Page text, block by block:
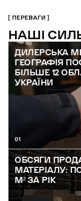
ПЕРЕВАГИ
НАШІ
ДИЛЕРСЬКА
ГЕОГРАФІЯ
БІЛЬШЕ 12
УКРАЇНИ
01
ОБСЯГИ
МАТЕРІАЛУ:
М² ЗА РІК